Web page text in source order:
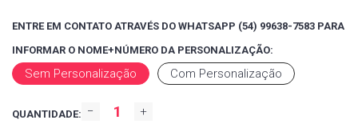
ENTRE EM CONTATO ATRAVÉS DO WHATSAPP (54) 99638-7583 PARA
INFORMAR O NOME+NÚMERO DA PERSONALIZAÇÃO:
Sem Personalização Com Personalização
QUANTIDADE: